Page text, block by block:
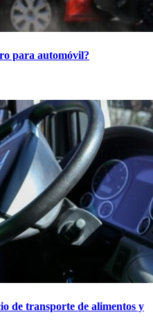
para automóvil?
de transporte de alimentos y